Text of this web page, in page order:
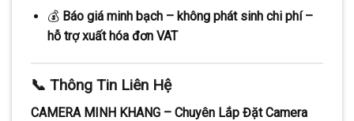
💰 Báo giá minh bạch – không phát sinh chi phí –
hỗ trợ xuất hóa đơn VAT
📞 Thông Tin Liên Hệ
CAMERA MINH KHANG – Chuyên Lắp Đặt Camera